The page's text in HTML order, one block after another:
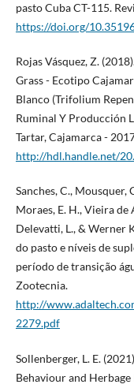
pasto Cuba CT-115.
https://doi.org/
Rojas Vásquez, Z.
Grass - Ecotipo
Blanco (Trifolium
Ruminal Y Producción
Tartar, Cajamarca -
http://hdl.handle.net/
Sanches, C., Mousquer,
Moraes, E. H., Vieira
Delevatti, L., & Werner
do pasto e níveis de
período de transição
Zootecnia.
http://
2279.pdf
Sollenberger, L. E.
Behaviour and